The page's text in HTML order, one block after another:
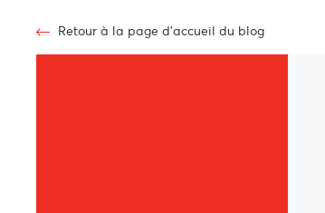
Retour à la page d'accueil du blog